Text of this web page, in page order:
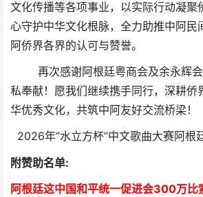
文化传播等各项事业，以实际行动凝聚
心守护中华文化根脉，全力助推中阿民
阿侨界各界的认可与赞誉。
再次感谢阿根廷粤商会及余永辉会
私奉献！愿我们继续携手同行，深耕侨
华优秀文化，共筑中阿友好交流桥梁！
2026年“水立方杯”中文歌曲大赛阿根
附赞助名单:
阿根廷这中国和平统一促进会300万比